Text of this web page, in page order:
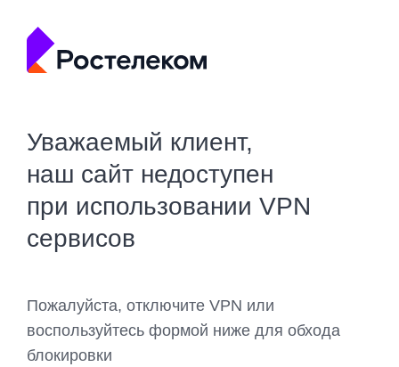
Уважаемый клиент,
наш сайт недоступен
при использовании VPN
сервисов
Пожалуйста, отключите VPN или
воспользуйтесь формой ниже для обхода
блокировки